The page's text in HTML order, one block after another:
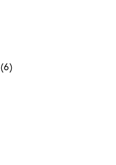
(6)